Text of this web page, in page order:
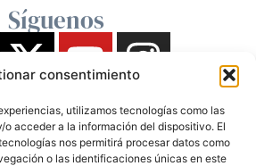
consentimiento
utilizamos tecnologías como las
acceder a la información del dispositivo. El
nos permitirá procesar datos como
o las identificaciones únicas en este
Síguenos